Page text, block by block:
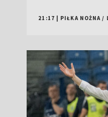
21:17 PIŁKA NOŻNA /